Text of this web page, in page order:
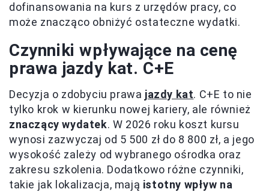
dofinansowania na kurs z urzędów pracy, co
może znacząco obniżyć ostateczne wydatki.
Czynniki wpływające na cenę
prawa jazdy kat. C+E
Decyzja o zdobyciu prawa jazdy kat. C+E to nie
tylko krok w kierunku nowej kariery, ale również
znaczący wydatek. W 2026 roku koszt kursu
wynosi zazwyczaj od 5 500 zł do 8 800 zł, a jego
wysokość zależy od wybranego ośrodka oraz
zakresu szkolenia. Dodatkowo różne czynniki,
takie jak lokalizacja, mają istotny wpływ na